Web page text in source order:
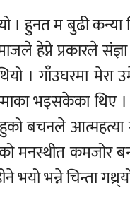
। हुनत म बुढी
हेप्ने प्रकारले
। गाँउघरमा
भइसकेका थिए
बचनले
मनस्थीत कमजोर
भन्ने चिन्ता